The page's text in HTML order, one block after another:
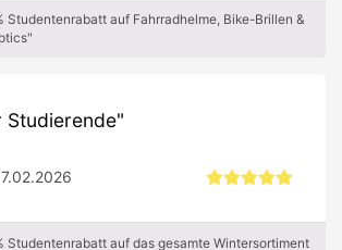
Studentenrabatt auf Fahrradhelme, Bike-Brillen &
Studierende
Studentenrabatt auf das gesamte Wintersortiment